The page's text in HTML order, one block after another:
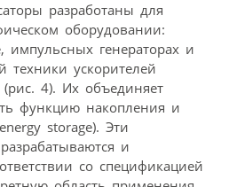
разработаны для
оборудовании:
импульсных генераторах и
техники ускорителей
4). Их объединяет
функцию накопления и
storage). Эти
и
со спецификацией